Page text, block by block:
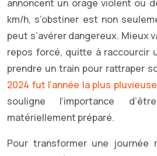
annoncent un orage violent ou
km/h, s’obstiner est non
peut s’avérer dangereux. Mieux
repos forcé, quitte à raccourcir
prendre un train pour rattraper
2024 fut l’année la plus
souligne l’importance
matériellement préparé.
Pour transformer une journée